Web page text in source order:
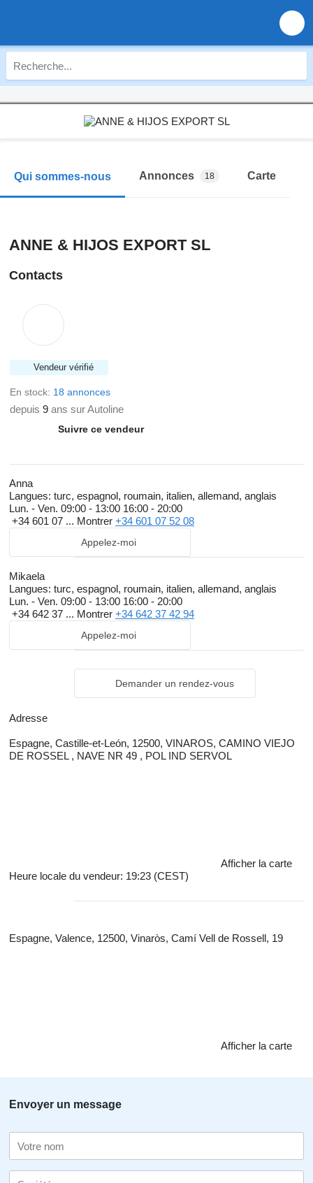
Qui sommes-nous Annonces 18 Carte
ANNE & HIJOS EXPORT SL
Contacts
Vendeur vérifié
En stock: 18 annonces
depuis 9 ans sur Autoline
Suivre ce vendeur
Anna
Langues: turc, espagnol, roumain, italien, allemand, anglais
Lun. - Ven. 09:00 - 13:00 16:00 - 20:00
+34 601 07 ... Montrer +34 601 07 52 08
Appelez-moi
Mikaela
Langues: turc, espagnol, roumain, italien, allemand, anglais
Lun. - Ven. 09:00 - 13:00 16:00 - 20:00
+34 642 37 ... Montrer +34 642 37 42 94
Appelez-moi
Demander un rendez-vous
Adresse
Espagne, Castille-et-León, 12500, VINAROS, CAMINO VIEJO
DE ROSSEL , NAVE NR 49 , POL IND SERVOL
Afficher la carte
Heure locale du vendeur: 19:23 (CEST)
Espagne, Valence, 12500, Vinaròs, Camí Vell de Rossell, 19
Afficher la carte
Envoyer un message